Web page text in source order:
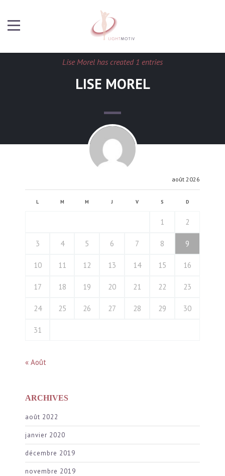
Lise Morel has created 1 entries
LISE MOREL
août 2026
L M M J V S D
1 2
3 4 5 6 7 8 9
10 11 12 13 14 15 16
17 18 19 20 21 22 23
24 25 26 27 28 29 30
31
« Août
ARCHIVES
août 2022
janvier 2020
décembre 2019
novembre 2019